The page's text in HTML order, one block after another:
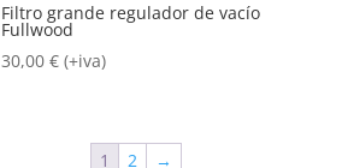
Filtro grande regulador de vacío
Fullwood
30,00 € (+iva)
1 2 →